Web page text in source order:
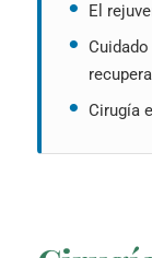
El
Cirugía